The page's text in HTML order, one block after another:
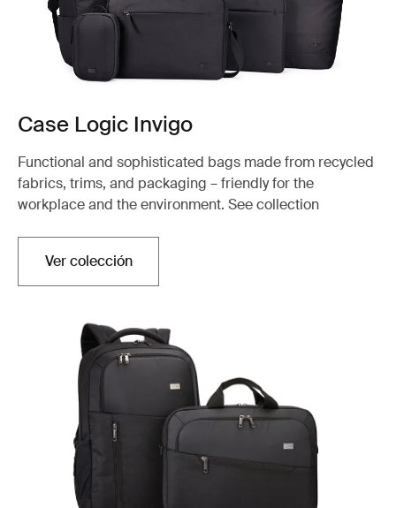
Case Logic Invigo
Functional and sophisticated bags made from recycled
fabrics, trims, and packaging – friendly for the
workplace and the environment. See collection
Ver colección